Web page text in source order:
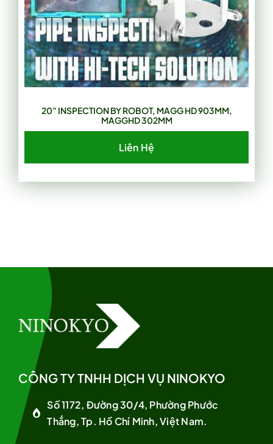
20” INSPECTION BY ROBOT, MAGG HD 903MM,
MAGGHD 302MM
Liên Hệ
CÔNG TY TNHH DỊCH VỤ NINOKYO
Số 1172, Đường 30/4, Phường Phước
Thắng, Tp. Hồ Chí Minh, Việt Nam.